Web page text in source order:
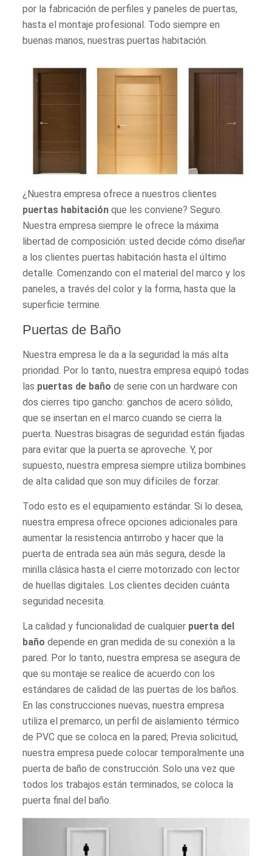
por la fabricación de perfiles y paneles de puertas,
hasta el montaje profesional. Todo siempre en
buenas manos, nuestras puertas habitación.
¿Nuestra empresa ofrece a nuestros clientes
puertas habitación que les conviene? Seguro.
Nuestra empresa siempre le ofrece la máxima
libertad de composición: usted decide cómo diseñar
a los clientes puertas habitación hasta el último
detalle. Comenzando con el material del marco y los
paneles, a través del color y la forma, hasta que la
superficie termine.
Puertas de Baño
Nuestra empresa le da a la seguridad la más alta
prioridad. Por lo tanto, nuestra empresa equipó todas
las puertas de baño de serie con un hardware con
dos cierres tipo gancho: ganchos de acero sólido,
que se insertan en el marco cuando se cierra la
puerta. Nuestras bisagras de seguridad están fijadas
para evitar que la puerta se aproveche. Y, por
supuesto, nuestra empresa siempre utiliza bombines
de alta calidad que son muy difíciles de forzar.
Todo esto es el equipamiento estándar. Si lo desea,
nuestra empresa ofrece opciones adicionales para
aumentar la resistencia antirrobo y hacer que la
puerta de entrada sea aún más segura, desde la
mirilla clásica hasta el cierre motorizado con lector
de huellas digitales. Los clientes deciden cuánta
seguridad necesita.
La calidad y funcionalidad de cualquier puerta del
baño depende en gran medida de su conexión a la
pared. Por lo tanto, nuestra empresa se asegura de
que su montaje se realice de acuerdo con los
estándares de calidad de las puertas de los baños.
En las construcciones nuevas, nuestra empresa
utiliza el premarco, un perfil de aislamiento térmico
de PVC que se coloca en la pared; Previa solicitud,
nuestra empresa puede colocar temporalmente una
puerta de baño de construcción. Solo una vez que
todos los trabajos están terminados, se coloca la
puerta final del baño.